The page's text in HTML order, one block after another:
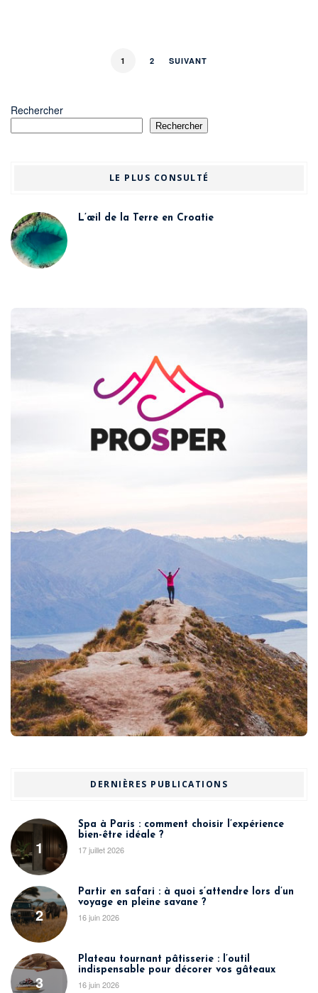
1 2 SUIVANT
Rechercher
Rechercher
LE PLUS CONSULTÉ
L’œil de la Terre en Croatie
DERNIÈRES PUBLICATIONS
1
Spa à Paris : comment choisir l’expérience
bien-être idéale ?
17 juillet 2026
2
Partir en safari : à quoi s’attendre lors d’un
voyage en pleine savane ?
16 juin 2026
3
Plateau tournant pâtisserie : l’outil
indispensable pour décorer vos gâteaux
16 juin 2026